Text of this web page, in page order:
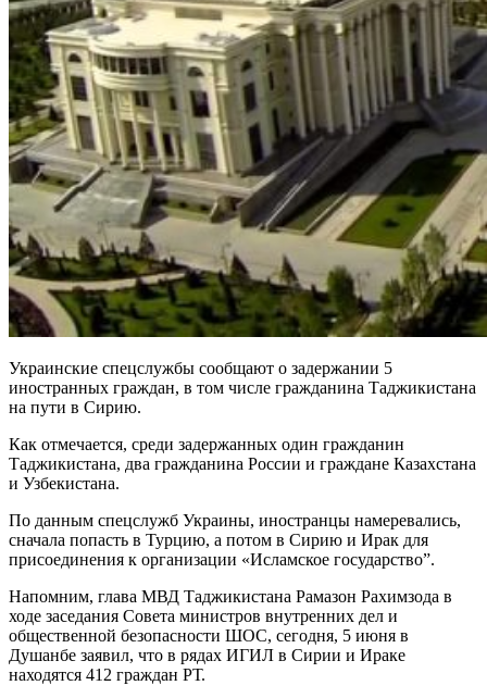
Украинские спецслужбы сообщают о задержании 5
иностранных граждан, в том числе гражданина Таджикистана
на пути в Сирию.
Как отмечается, среди задержанных один гражданин
Таджикистана, два гражданина России и граждане Казахстана
и Узбекистана.
По данным спецслужб Украины, иностранцы намеревались,
сначала попасть в Турцию, а потом в Сирию и Ирак для
присоединения к организации «Исламское государство”.
Напомним, глава МВД Таджикистана Рамазон Рахимзода в
ходе заседания Совета министров внутренних дел и
общественной безопасности ШОС, сегодня, 5 июня в
Душанбе заявил, что в рядах ИГИЛ в Сирии и Ираке
находятся 412 граждан РТ.